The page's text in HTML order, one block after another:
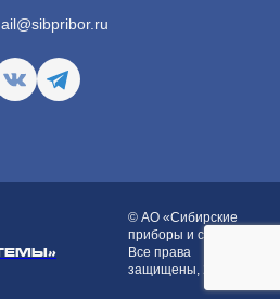
© АО «Сибирские
приборы и системы»
Все права
защищены,